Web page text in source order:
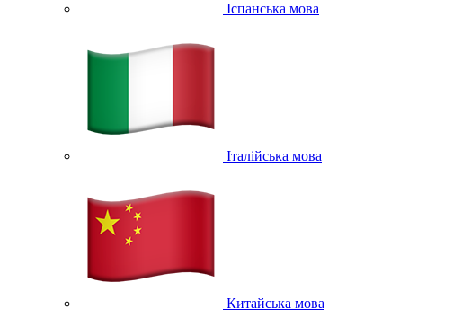
Іспанська мова
Італійська мова
Китайська мова